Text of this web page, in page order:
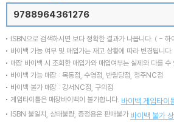
ISBN으로 검색하시면 보다 정확한 결과가 나옵니다. ( - 하
바이백 가능 여부 및 매입가는 재고 상황에 따라 변경됩니다.
매장 바이백 시 조회한 매입가와 매입여부는 실제와 다를 수
바이백 가능 매장 : 목동점, 수영점, 반월당점, 청주NC점
바이백 불가 매장 : 강서NC점, 구의점
게임타이틀은 매장바이백이 불가합니다. 바이백 게임타이
ISBN 불일치, 상태불량, 증정용은 판매불가 바이백 불가